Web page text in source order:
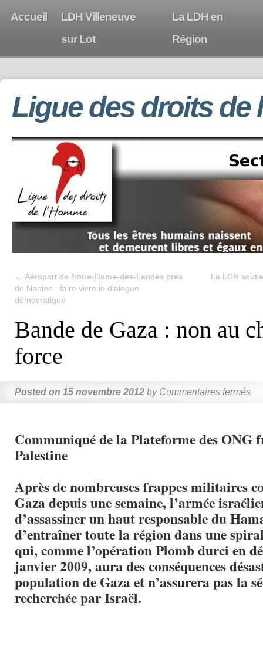
Accueil
LDH Villeneuve
sur Lot
La LDH en
Région
Ligue des droits de
← Aéroport de Notre-Dame-des-Landes près
de Nantes : faire vivre le dialogue
démocratique
La LDH
Bande de Gaza : non au
force
Posted on 15 novembre 2012 by Commentaires fermés
Communiqué de la Plateforme des ONG
Palestine
Après de nombreuses frappes militaires
Gaza depuis une semaine, l’armée
d’assassiner un haut responsable du
d’entraîner toute la région dans une
qui, comme l’opération Plomb durci en
janvier 2009, aura des conséquences
population de Gaza et n’assurera pas la
recherchée par Israël.